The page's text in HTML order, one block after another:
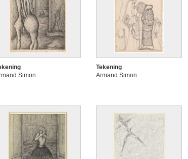
Simon
Tekening
Armand Simon